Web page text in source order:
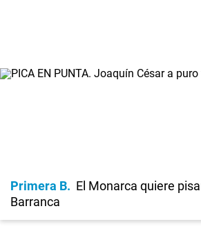
Primera B
El Monarca quiere
Barranca